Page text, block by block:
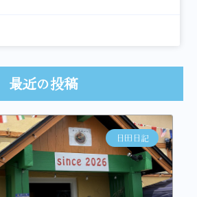
最近の投稿
日田日記